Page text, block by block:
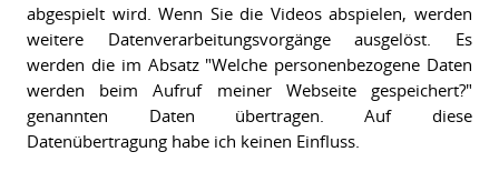
abgespielt wird. Wenn Sie die Videos abspielen, werden
weitere Datenverarbeitungsvorgänge ausgelöst. Es
werden die im Absatz "Welche personenbezogene Daten
werden beim Aufruf meiner Webseite gespeichert?"
genannten Daten übertragen. Auf diese
Datenübertragung habe ich keinen Einfluss.